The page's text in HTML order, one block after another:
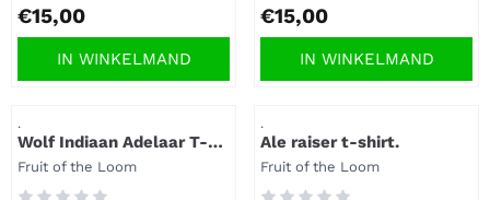
Prijs: 15,00
€15,00
IN WINKELMAND
Prijs: 15,00
€15,00
IN WINKELMAND
.
Wolf Indiaan Adelaar T-
shirt.
Merk:
Fruit of the Loom
.
Ale raiser t-shirt.
Merk:
Fruit of the Loom